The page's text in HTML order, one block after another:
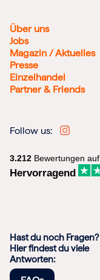
Über uns
Jobs
Magazin / Aktuelles
Presse
Einzelhandel
Partner & Friends
Follow us:
3.212 Bewertungen auf
Hervorragend
Hast du noch Fragen?
Hier findest du viele
Antworten: